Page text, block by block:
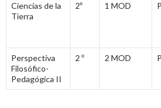
Ciencias de la
Tierra
2º 1 MOD
Perspectiva
Filosófico-
Pedagógica II
2 º 2 MOD